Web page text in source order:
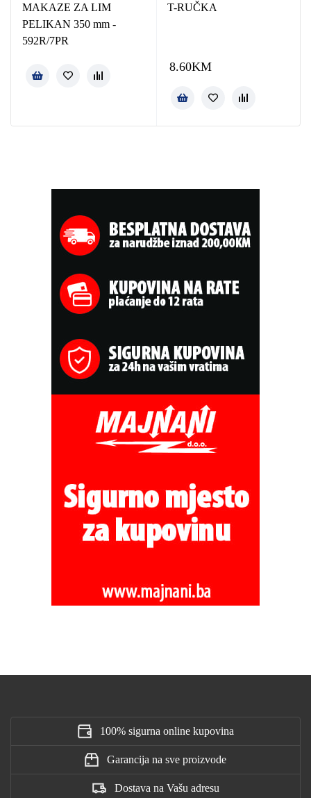
MAKAZE ZA LIM
PELIKAN 350 mm -
592R/7PR
T-RUČKA
8.60KM
100% sigurna online kupovina
Garancija na sve proizvode
Dostava na Vašu adresu